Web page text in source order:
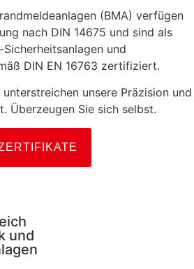
(BMA) verfügen
nach DIN 14675 und sind als
und
DIN EN 16763 zertifiziert.
unsere Präzision und
Überzeugen Sie sich selbst.
und